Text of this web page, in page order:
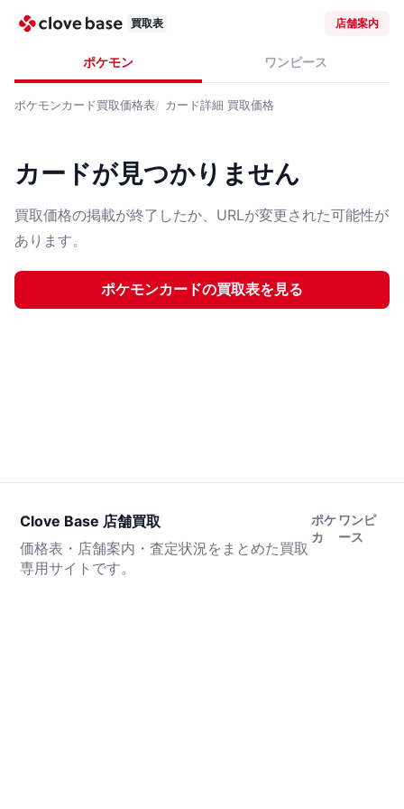
買取表 店舗案内
ポケモン ワンピース
ポケモンカード買取価格表 カード詳細 買取価格
カードが見つかりません
買取価格の掲載が終了したか、URLが変更された可能性が
あります。
ポケモンカードの買取表を見る
Clove Base 店舗買取
価格表・店舗案内・査定状況をまとめた買取
専用サイトです。
ポケ
カ
ワンピ
ース